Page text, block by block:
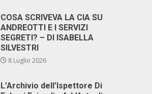
COSA SCRIVEVA LA CIA SU
ANDREOTTI E I SERVIZI
SEGRETI? – DI ISABELLA
SILVESTRI
8 Luglio 2026
L’Archivio dell’Ispettore Di